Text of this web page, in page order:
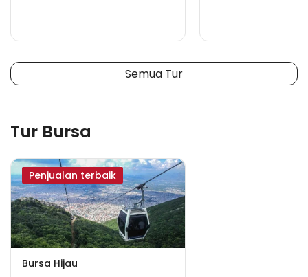
Semua Tur
Tur Bursa
Penjualan terbaik
Bursa Hijau